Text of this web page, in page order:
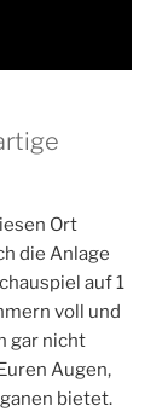
Ort
die Anlage
auf 1
voll und
gar nicht
Augen,
bietet.